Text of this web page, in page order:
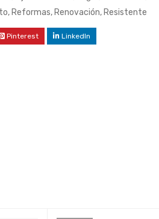
, Reformas, Renovación, Resistente
Pinterest LinkedIn